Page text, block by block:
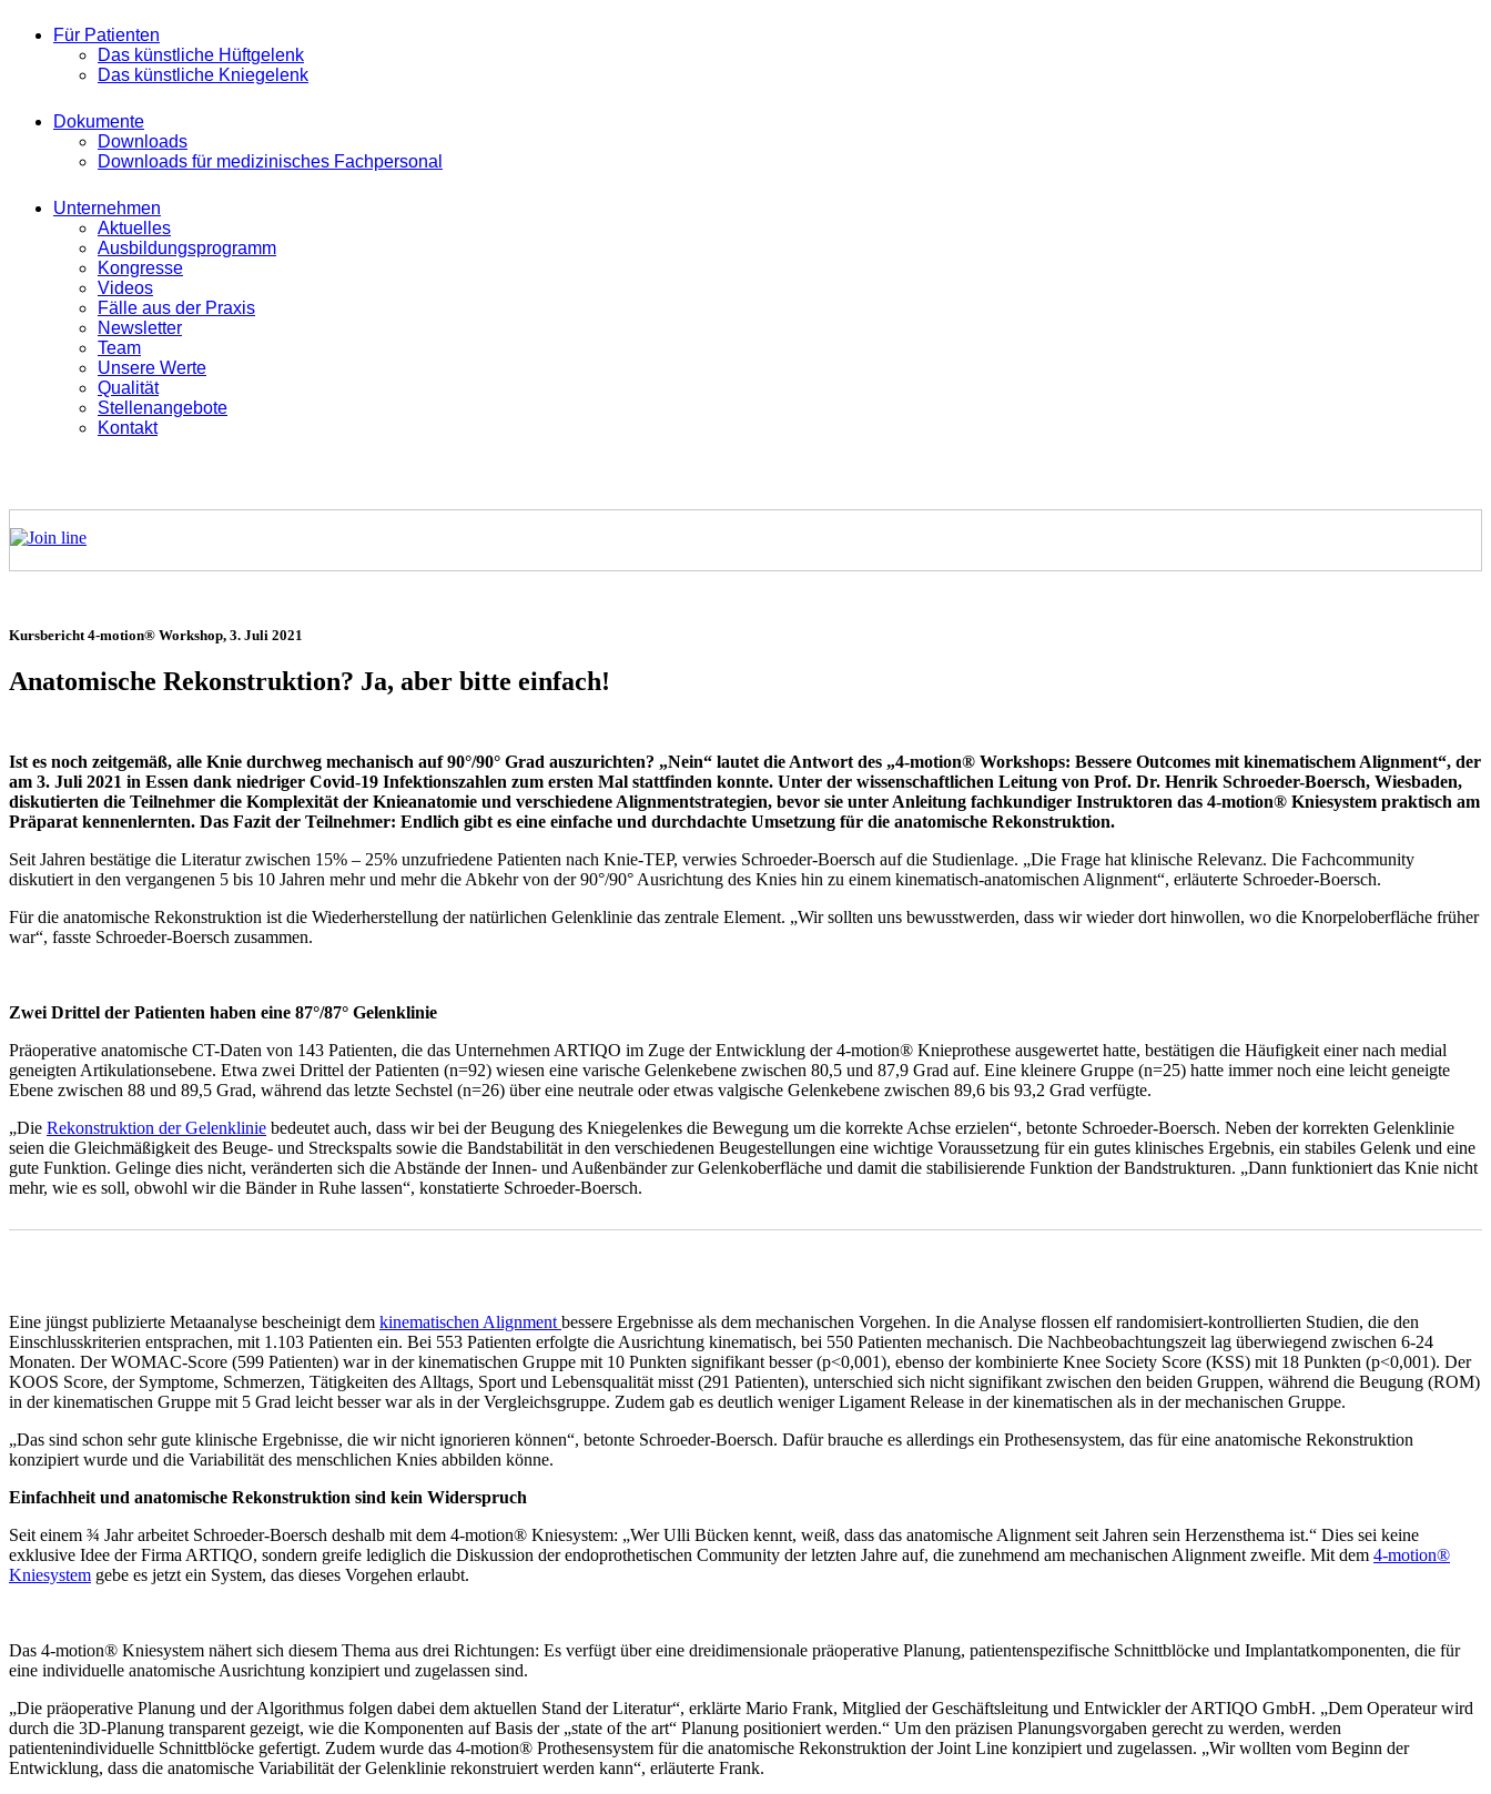
Für Patienten
Das künstliche Hüftgelenk
Das künstliche Kniegelenk
Dokumente
Downloads
Downloads für medizinisches Fachpersonal
Unternehmen
Aktuelles
Ausbildungsprogramm
Kongresse
Videos
Fälle aus der Praxis
Newsletter
Team
Unsere Werte
Qualität
Stellenangebote
Kontakt
Kursbericht 4-motion® Workshop, 3. Juli 2021
Anatomische Rekonstruktion? Ja, aber bitte einfach!
Ist es noch zeitgemäß, alle Knie durchweg mechanisch auf 90°/90° Grad auszurichten? „Nein“ lautet die Antwort des „4-motion® Workshops: Bessere Outcomes mit kinematischem Alignment“, der
am 3. Juli 2021 in Essen dank niedriger Covid-19 Infektionszahlen zum ersten Mal stattfinden konnte. Unter der wissenschaftlichen Leitung von Prof. Dr. Henrik Schroeder-Boersch, Wiesbaden,
diskutierten die Teilnehmer die Komplexität der Knieanatomie und verschiedene Alignmentstrategien, bevor sie unter Anleitung fachkundiger Instruktoren das 4-motion® Kniesystem praktisch am
Präparat kennenlernten. Das Fazit der Teilnehmer: Endlich gibt es eine einfache und durchdachte Umsetzung für die anatomische Rekonstruktion.
Seit Jahren bestätige die Literatur zwischen 15% – 25% unzufriedene Patienten nach Knie-TEP, verwies Schroeder-Boersch auf die Studienlage. „Die Frage hat klinische Relevanz. Die Fachcommunity
diskutiert in den vergangenen 5 bis 10 Jahren mehr und mehr die Abkehr von der 90°/90° Ausrichtung des Knies hin zu einem kinematisch-anatomischen Alignment“, erläuterte Schroeder-Boersch.
Für die anatomische Rekonstruktion ist die Wiederherstellung der natürlichen Gelenklinie das zentrale Element. „Wir sollten uns bewusstwerden, dass wir wieder dort hinwollen, wo die Knorpeloberfläche früher
war“, fasste Schroeder-Boersch zusammen.
Zwei Drittel der Patienten haben eine 87°/87° Gelenklinie
Präoperative anatomische CT-Daten von 143 Patienten, die das Unternehmen ARTIQO im Zuge der Entwicklung der 4-motion® Knieprothese ausgewertet hatte, bestätigen die Häufigkeit einer nach medial
geneigten Artikulationsebene. Etwa zwei Drittel der Patienten (n=92) wiesen eine varische Gelenkebene zwischen 80,5 und 87,9 Grad auf. Eine kleinere Gruppe (n=25) hatte immer noch eine leicht geneigte
Ebene zwischen 88 und 89,5 Grad, während das letzte Sechstel (n=26) über eine neutrale oder etwas valgische Gelenkebene zwischen 89,6 bis 93,2 Grad verfügte.
„Die Rekonstruktion der Gelenklinie bedeutet auch, dass wir bei der Beugung des Kniegelenkes die Bewegung um die korrekte Achse erzielen“, betonte Schroeder-Boersch. Neben der korrekten Gelenklinie
seien die Gleichmäßigkeit des Beuge- und Streckspalts sowie die Bandstabilität in den verschiedenen Beugestellungen eine wichtige Voraussetzung für ein gutes klinisches Ergebnis, ein stabiles Gelenk und eine
gute Funktion. Gelinge dies nicht, veränderten sich die Abstände der Innen- und Außenbänder zur Gelenkoberfläche und damit die stabilisierende Funktion der Bandstrukturen. „Dann funktioniert das Knie nicht
mehr, wie es soll, obwohl wir die Bänder in Ruhe lassen“, konstatierte Schroeder-Boersch.
Eine jüngst publizierte Metaanalyse bescheinigt dem kinematischen Alignment bessere Ergebnisse als dem mechanischen Vorgehen. In die Analyse flossen elf randomisiert-kontrollierten Studien, die den
Einschlusskriterien entsprachen, mit 1.103 Patienten ein. Bei 553 Patienten erfolgte die Ausrichtung kinematisch, bei 550 Patienten mechanisch. Die Nachbeobachtungszeit lag überwiegend zwischen 6-24
Monaten. Der WOMAC-Score (599 Patienten) war in der kinematischen Gruppe mit 10 Punkten signifikant besser (p<0,001), ebenso der kombinierte Knee Society Score (KSS) mit 18 Punkten (p<0,001). Der
KOOS Score, der Symptome, Schmerzen, Tätigkeiten des Alltags, Sport und Lebensqualität misst (291 Patienten), unterschied sich nicht signifikant zwischen den beiden Gruppen, während die Beugung (ROM)
in der kinematischen Gruppe mit 5 Grad leicht besser war als in der Vergleichsgruppe. Zudem gab es deutlich weniger Ligament Release in der kinematischen als in der mechanischen Gruppe.
„Das sind schon sehr gute klinische Ergebnisse, die wir nicht ignorieren können“, betonte Schroeder-Boersch. Dafür brauche es allerdings ein Prothesensystem, das für eine anatomische Rekonstruktion
konzipiert wurde und die Variabilität des menschlichen Knies abbilden könne.
Einfachheit und anatomische Rekonstruktion sind kein Widerspruch
Seit einem ¾ Jahr arbeitet Schroeder-Boersch deshalb mit dem 4-motion® Kniesystem: „Wer Ulli Bücken kennt, weiß, dass das anatomische Alignment seit Jahren sein Herzensthema ist.“ Dies sei keine
exklusive Idee der Firma ARTIQO, sondern greife lediglich die Diskussion der endoprothetischen Community der letzten Jahre auf, die zunehmend am mechanischen Alignment zweifle. Mit dem 4-motion®
Kniesystem gebe es jetzt ein System, das dieses Vorgehen erlaubt.
Das 4-motion® Kniesystem nähert sich diesem Thema aus drei Richtungen: Es verfügt über eine dreidimensionale präoperative Planung, patientenspezifische Schnittblöcke und Implantatkomponenten, die für
eine individuelle anatomische Ausrichtung konzipiert und zugelassen sind.
„Die präoperative Planung und der Algorithmus folgen dabei dem aktuellen Stand der Literatur“, erklärte Mario Frank, Mitglied der Geschäftsleitung und Entwickler der ARTIQO GmbH. „Dem Operateur wird
durch die 3D-Planung transparent gezeigt, wie die Komponenten auf Basis der „state of the art“ Planung positioniert werden.“ Um den präzisen Planungsvorgaben gerecht zu werden, werden
patientenindividuelle Schnittblöcke gefertigt. Zudem wurde das 4-motion® Prothesensystem für die anatomische Rekonstruktion der Joint Line konzipiert und zugelassen. „Wir wollten vom Beginn der
Entwicklung, dass die anatomische Variabilität der Gelenklinie rekonstruiert werden kann“, erläuterte Frank.